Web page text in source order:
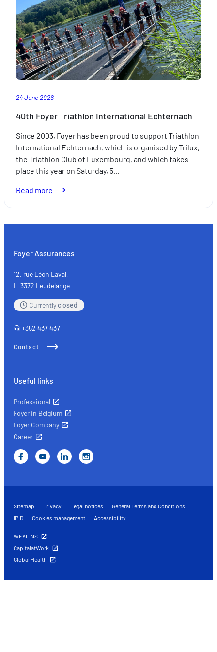
Weken:
A
partnership
driven
by
excellence
24 June 2026
40th Foyer Triathlon International Echternach
Since 2003, Foyer has been proud to support Triathlon
International Echternach, which is organised by Trilux,
the Triathlon Club of Luxembourg, and which takes
place this year on Saturday, 5…
Read more
Triathlon
Foyer Assurances
12, rue Léon Laval,
L-3372 Leudelange
Currentlyclosed
+352 437 437
Contact
Useful links
Professional
Foyer in Belgium
Foyer Company
Career
Sitemap Privacy Legal notices
General Terms and Conditions
IPID
Cookies management Accessibility
WEALINS
CapitalatWork
Global Health